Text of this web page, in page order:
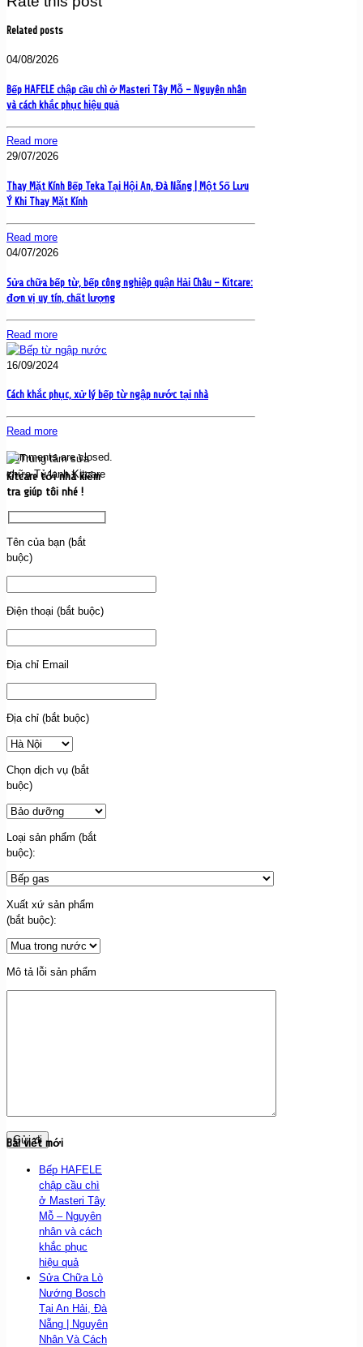
Related posts
04/08/2026
Bếp HAFELE chập cầu chì ở Masteri Tây Mỗ – Nguyên nhân
và cách khắc phục hiệu quả
Read more
29/07/2026
Thay Mặt Kính Bếp Teka Tại Hội An, Đà Nẵng | Một Số Lưu
Ý Khi Thay Mặt Kính
Read more
04/07/2026
Sửa chữa bếp từ, bếp công nghiệp quận Hải Châu – Kitcare:
đơn vị uy tín, chất lượng
Read more
16/09/2024
Cách khắc phục, xử lý bếp từ ngập nước tại nhà
Read more
Comments are closed.
Kitcare tới nhà kiểm
tra giúp tôi nhé !
Tên của bạn (bắt
buộc)
Điện thoại (bắt buộc)
Địa chỉ Email
Địa chỉ (bắt buộc)
Chọn dịch vụ (bắt
buộc)
Loại sản phẩm (bắt
buộc):
Xuất xứ sản phẩm
(bắt buộc):
Mô tả lỗi sản phẩm
Bài viết mới
Bếp HAFELE
chập cầu chì
ở Masteri Tây
Mỗ – Nguyên
nhân và cách
khắc phục
hiệu quả
Sửa Chữa Lò
Nướng Bosch
Tại An Hải, Đà
Nẵng | Nguyên
Nhân Và Cách